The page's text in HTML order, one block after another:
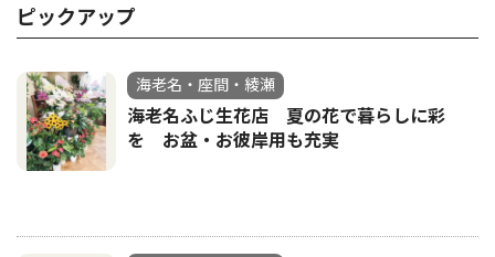
ピックアップ
海老名・座間・綾瀬
海老名ふじ生花店 夏の花で暮らしに彩
を お盆・お彼岸用も充実